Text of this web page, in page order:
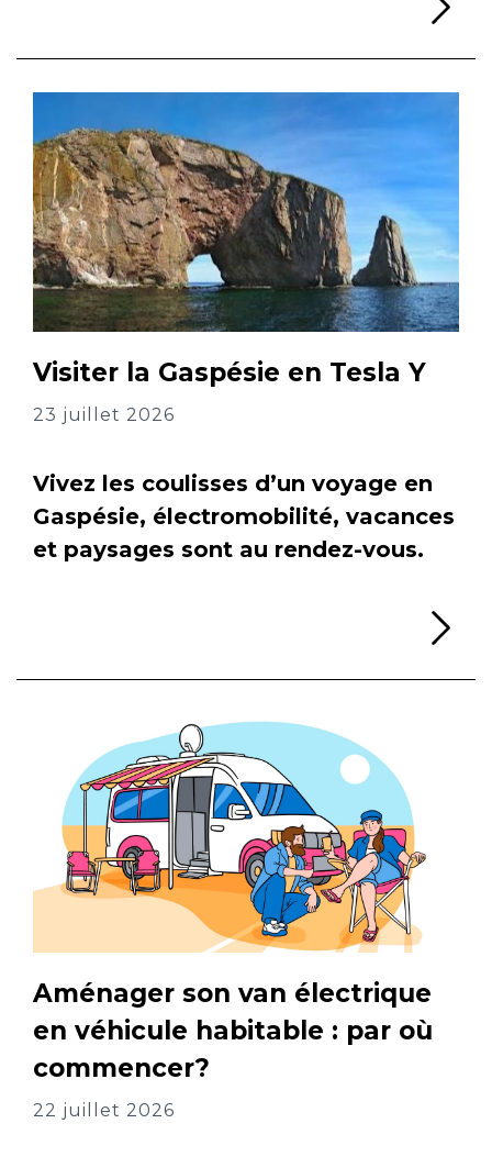
Visiter la Gaspésie en Tesla Y
23 juillet 2026
Vivez les coulisses d’un voyage en
Gaspésie, électromobilité, vacances
et paysages sont au rendez-vous.
Aménager son van électrique
en véhicule habitable : par où
commencer?
22 juillet 2026